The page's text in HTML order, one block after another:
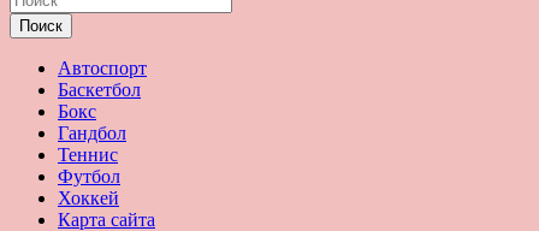
Поиск
Автоспорт
Баскетбол
Бокс
Гандбол
Теннис
Футбол
Хоккей
Карта сайта